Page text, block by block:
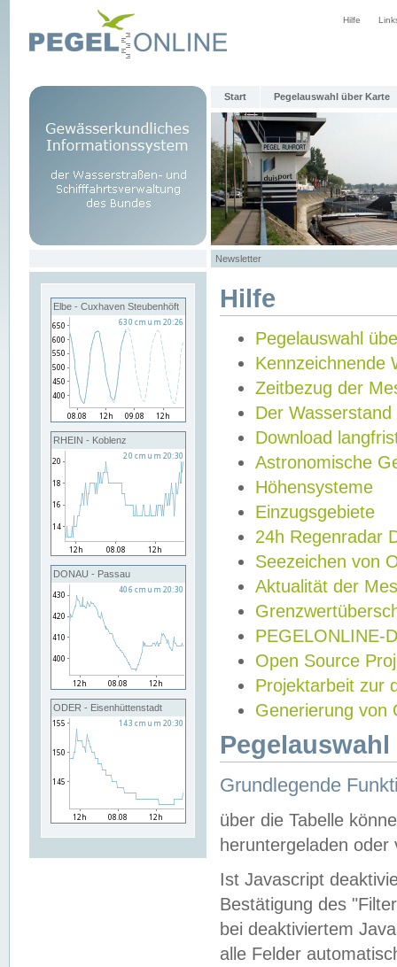
Hilfe
Start Pegelauswahl über Karte
Newsletter
Elbe - Cuxhaven Steubenhöft
RHEIN - Koblenz
DONAU - Passau
ODER - Eisenhüttenstadt
Hilfe
Pegelauswahl
Kennzeichnende
Zeitbezug der
Der Wasserstand
Download
Astronomische
Höhensysteme
Einzugsgebiete
24h Regenradar
Seezeichen von
Aktualität der
PEGELONLINE-
Open Source
Projektarbeit zur
Generierung von
Grundlegende
über die Tabelle
heruntergeladen oder
Ist Javascript
Bestätigung des
bei deaktiviertem
alle Felder